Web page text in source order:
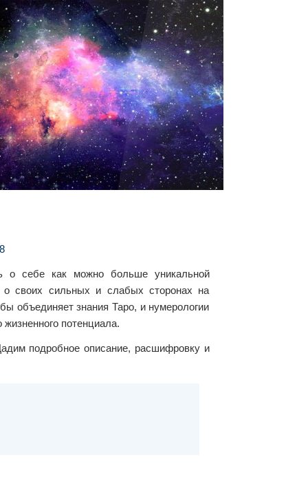
о себе как можно больше уникальной
о своих сильных и слабых сторонах на
объединяет знания Таро, и нумерологии
жизненного потенциала.
подробное описание, расшифровку и